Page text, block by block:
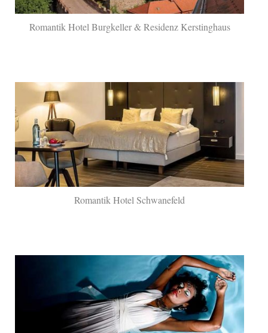
Romantik Hotel Burgkeller & Residenz Kerstinghaus
Romantik Hotel Schwanefeld